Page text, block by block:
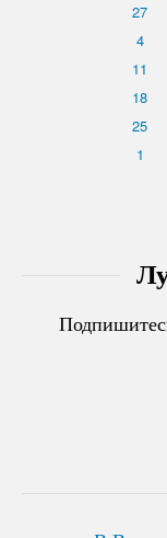
27
4
11
18
25
1